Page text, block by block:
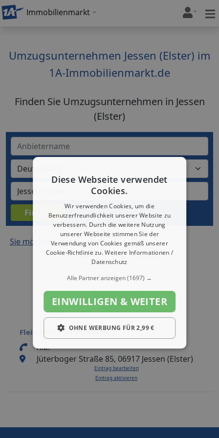
Immobilienmarkt
Umzugsunternehmen Jessen (Elster) im
1A-Immobilienmarkt.de
Finden Sie Umzugsunternehmen in Jessen
(Elster)
Sie möchten hier erscheinen?
Fleischrind GmbH Seyda
n.a.
Jüterboger Straße 85, 06917 Jessen (Elster)
Eintrag bearbeiten
Eintrag aktivieren
Diese Webseite verwendet
Cookies.
Wir verwenden Cookies, um die
Benutzerfreundlichkeit unserer Website zu
verbessern. Durch die weitere Nutzung
unserer Webseite stimmen Sie der
Verwendung von Cookies gemäß unserer
Cookie-Richtlinie zu.Weitere Informationen /
Datenschutz
Alle Partner anzeigen(1697) →
EINWILLIGEN & WEITER
OHNE WERBUNG FÜR 2,99 €